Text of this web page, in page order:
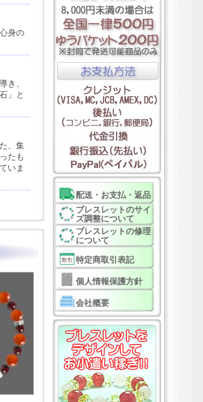
身の
き、
」と
、集
たも
いま
配送・お支払・返品
ブレスレットのサイ
ズ調整について
ブレスレットの修理
について
特定商取引表記
個人情報保護方針
会社概要